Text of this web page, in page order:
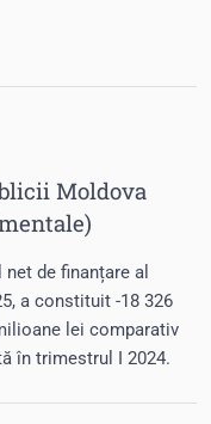
Moldova
de finanțare al
a constituit -18 326
lei comparativ
în trimestrul I 2024.